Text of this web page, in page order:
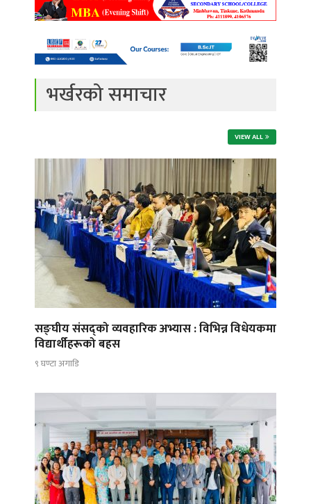
भर्खरको समाचार
VIEW ALL
सङ्घीय संसद्को व्यवहारिक अभ्यास : विभिन्न विधेयकमा
विद्यार्थीहरूको बहस
९ घण्टा अगाडि